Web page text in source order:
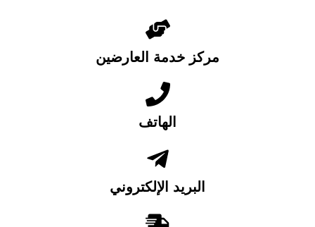
مركز خدمة العارضين
الهاتف
البريد الإلكتروني